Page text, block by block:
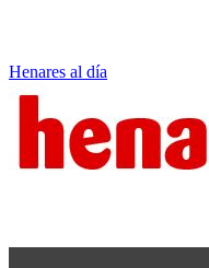
Henares al día